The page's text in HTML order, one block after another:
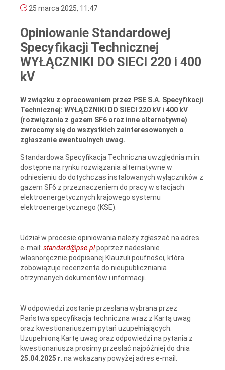
25 marca 2025, 11:47
Opiniowanie Standardowej
Specyfikacji Technicznej
WYŁĄCZNIKI DO SIECI 220 i 400
kV
W związku z opracowaniem przez PSE S.A. Specyfikacji
Technicznej: WYŁĄCZNIKI DO SIECI 220 kV i 400 kV
(rozwiązania z gazem SF6 oraz inne alternatywne)
zwracamy się do wszystkich zainteresowanych o
zgłaszanie ewentualnych uwag.
Standardowa Specyfikacja Techniczna uwzględnia m.in.
dostępne na rynku rozwiązania alternatywne w
odniesieniu do dotychczas instalowanych wyłączników z
gazem SF6 z przeznaczeniem do pracy w stacjach
elektroenergetycznych krajowego systemu
elektroenergetycznego (KSE).
Udział w procesie opiniowania należy zgłaszać na adres
e-mail: standard@pse.plpoprzez nadesłanie
własnoręcznie podpisanej Klauzuli poufności, która
zobowiązuje recenzenta do nieupubliczniania
otrzymanych dokumentów i informacji.
W odpowiedzi zostanie przesłana wybrana przez
Państwa specyfikacja techniczna wraz z Kartą uwag
oraz kwestionariuszem pytań uzupełniających.
Uzupełnioną Kartę uwag oraz odpowiedzi na pytania z
kwestionariusza prosimy przesłać najpóźniej do dnia
25.04.2025 r. na wskazany powyżej adres e-mail.